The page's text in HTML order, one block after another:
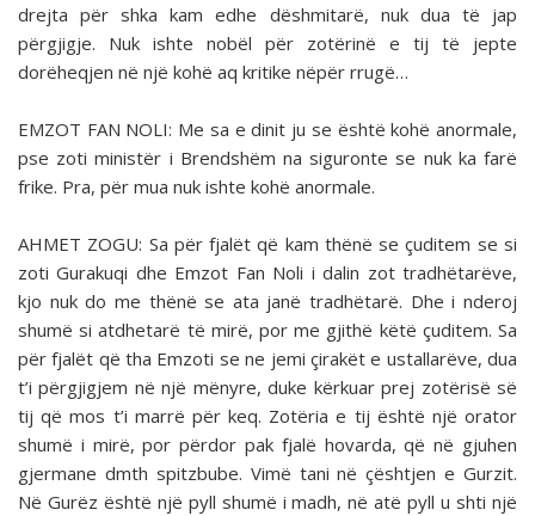
drejta për shka kam edhe dëshmitarë, nuk dua të jap
përgjigje. Nuk ishte nobël për zotërinë e tij të jepte
dorëheqjen në një kohë aq kritike nëpër rrugë…
EMZOT FAN NOLI: Me sa e dinit ju se është kohë anormale,
pse zoti ministër i Brendshëm na siguronte se nuk ka farë
frike. Pra, për mua nuk ishte kohë anormale.
AHMET ZOGU: Sa për fjalët që kam thënë se çu­ditem se si
zoti Gurakuqi dhe Emzot Fan Noli i dalin zot tradhëtarëve,
kjo nuk do me thënë se ata janë tradhëtarë. Dhe i nderoj
shumë si atdhetarë të mirë, por me gjithë këtë çuditem. Sa
për fjalët që tha Emzoti se ne jemi çirakët e ustallarëve, dua
t’i përgjigjem në një mënyre, duke kërkuar prej zotërisë së
tij që mos t’i marrë për keq. Zotëria e tij është një orator
shumë i mirë, por përdor pak fjalë hovarda, që në gjuhen
gjermane dmth spitzbube. Vimë tani në çështjen e Gurzit.
Në Gurëz është një pyll shumë i madh, në atë pyll u shti një